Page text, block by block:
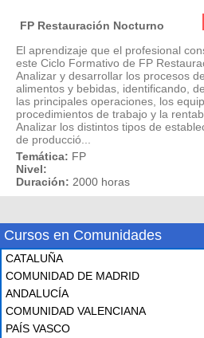
FP Restauración Nocturno
El aprendizaje que el profesional
este Ciclo Formativo de FP
Analizar y desarrollar los procesos
alimentos y bebidas, identificando,
las principales operaciones, los
procedimientos de trabajo y la
Analizar los distintos tipos de
de producció...
Temática: FP
Nivel:
Duración: 2000 horas
Cursos en Comunidades
CATALUÑA
COMUNIDAD DE MADRID
ANDALUCÍA
COMUNIDAD VALENCIANA
PAÍS VASCO